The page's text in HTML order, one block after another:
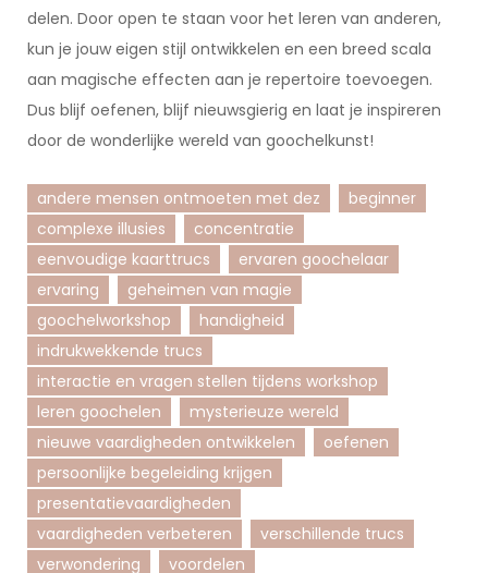
delen. Door open te staan voor het leren van anderen,
kun je jouw eigen stijl ontwikkelen en een breed scala
aan magische effecten aan je repertoire toevoegen.
Dus blijf oefenen, blijf nieuwsgierig en laat je inspireren
door de wonderlijke wereld van goochelkunst!
andere mensen ontmoeten met dez
beginner
complexe illusies
concentratie
eenvoudige kaarttrucs
ervaren goochelaar
ervaring
geheimen van magie
goochelworkshop
handigheid
indrukwekkende trucs
interactie en vragen stellen tijdens workshop
leren goochelen
mysterieuze wereld
nieuwe vaardigheden ontwikkelen
oefenen
persoonlijke begeleiding krijgen
presentatievaardigheden
vaardigheden verbeteren
verschillende trucs
verwondering
voordelen